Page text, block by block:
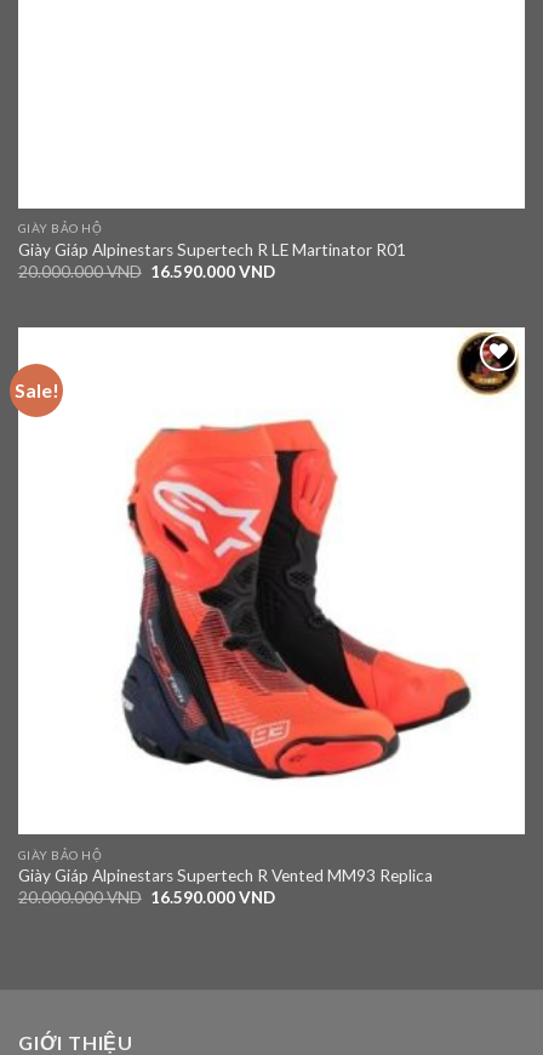
GIÀY BẢO HỘ
Giày Giáp Alpinestars Supertech R LE Martinator R01
20.000.000VND 16.590.000VND
Sale!
Add to
GIÀY BẢO HỘ
Giày Giáp Alpinestars Supertech R Vented MM93 Replica
20.000.000VND 16.590.000VND
GIỚI THIỆU